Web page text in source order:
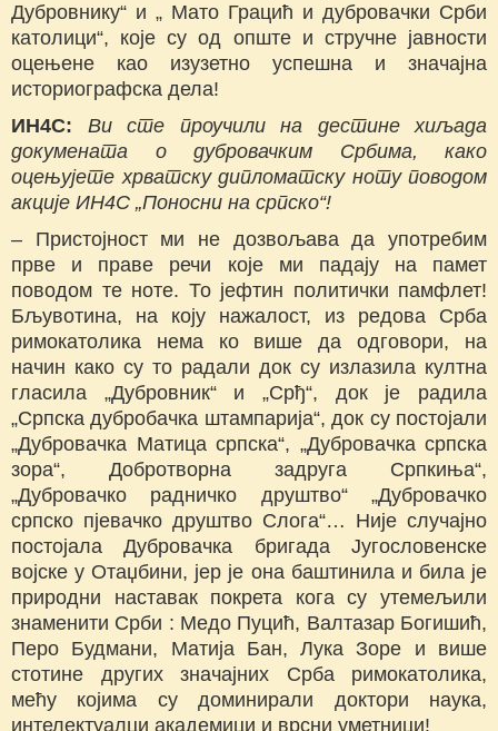
Дубровнику“ и „ Мато Грацић и дубровачки Срби
католици“, које су од опште и стручне јавности
оцењене као изузетно успешна и значајна
историографска дела!
ИН4С:
Ви сте проучили на дестине хиљада
докумената о дубровачким Србима, како
оцењујете хрватску дипломатску ноту поводом
акције ИН4С „Поносни на српско“!
– Пристојност ми не дозвољава да употребим
прве и праве речи које ми падају на памет
поводом те ноте. То јефтин политички памфлет!
Бљувотина, на коју нажалост, из редова Срба
римокатолика нема ко више да одговори, на
начин како су то радали док су излазила култна
гласила „Дубровник“ и „Срђ“, док је радила
„Српска дубробачка штампарија“, док су постојали
„Дубровачка Матица српска“, „Дубровачка српска
зора“, Добротворна задруга Српкиња“,
„Дубровачко радничко друштво“ „Дубровачко
српско пјевачко друштво Слога“… Није случајно
постојала Дубровачка бригада Југословенске
војске у Отаџбини, јер је она баштинила и била је
природни наставак покрета кога су утемељили
знаменити Срби : Медо Пуцић, Валтазар Богишић,
Перо Будмани, Матија Бан, Лука Зоре и више
стотине других значајних Срба римокатолика,
мећу којима су доминирали доктори наука,
интелектуалци академици и врсни уметници!